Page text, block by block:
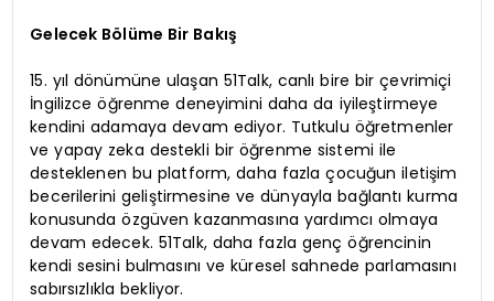
Gelecek Bölüme Bir Bakış
15. yıl dönümüne ulaşan 51Talk, canlı bire bir çevrimiçi
İngilizce öğrenme deneyimini daha da iyileştirmeye
kendini adamaya devam ediyor. Tutkulu öğretmenler
ve yapay zeka destekli bir öğrenme sistemi ile
desteklenen bu platform, daha fazla çocuğun iletişim
becerilerini geliştirmesine ve dünyayla bağlantı kurma
konusunda özgüven kazanmasına yardımcı olmaya
devam edecek. 51Talk, daha fazla genç öğrencinin
kendi sesini bulmasını ve küresel sahnede parlamasını
sabırsızlıkla bekliyor.